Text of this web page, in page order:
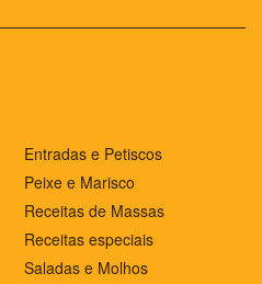
Entradas e Petiscos
Peixe e Marisco
Receitas de Massas
Receitas especiais
Saladas e Molhos